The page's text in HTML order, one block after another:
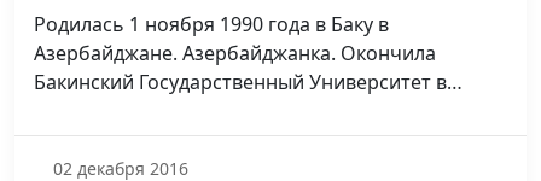
Родилась 1 ноября 1990 года в Баку в
Азербайджане. Азербайджанка. Окончила
Бакинский Государственный Университет в…
02 декабря 2016